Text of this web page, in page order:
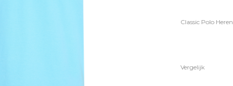
Classic Polo
Vergelijk